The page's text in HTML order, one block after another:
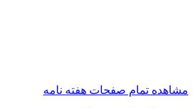
مشاهده تمام صفحات هفته نامه